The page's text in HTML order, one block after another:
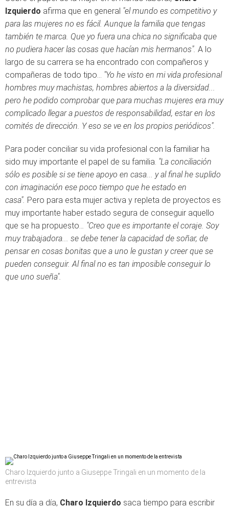
Izquierdo afirma que en general "el mundo es competitivo y
para las mujeres no es fácil. Aunque la familia que tengas
también te marca. Que yo fuera una chica no significaba que
no pudiera hacer las cosas que hacían mis hermanos". A lo
largo de su carrera se ha encontrado con compañeros y
compañeras de todo tipo... "Yo he visto en mi vida profesional
hombres muy machistas, hombres abiertos a la diversidad...
pero he podido comprobar que para muchas mujeres era muy
complicado llegar a puestos de responsabilidad, estar en los
comités de dirección. Y eso se ve en los propios periódicos".
Para poder conciliar su vida profesional con la familiar ha
sido muy importante el papel de su familia. "La conciliación
sólo es posible si se tiene apoyo en casa... y al final he suplido
con imaginación ese poco tiempo que he estado en
casa". Pero para esta mujer activa y repleta de proyectos es
muy importante haber estado segura de conseguir aquello
que se ha propuesto... "Creo que es importante el coraje. Soy
muy trabajadora... se debe tener la capacidad de soñar, de
pensar en cosas bonitas que a uno le gustan y creer que se
pueden conseguir. Al final no es tan imposible conseguir lo
que uno sueña".
Charo Izquierdo junto a Giuseppe Tringali en un momento de la
entrevista
En su día a día, Charo Izquierdo saca tiempo para escribir